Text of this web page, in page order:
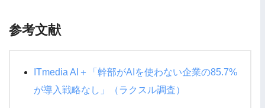
参考文献
ITmedia AI＋「幹部がAIを使わない企業の85.7%
が導入戦略なし」（ラクスル調査）